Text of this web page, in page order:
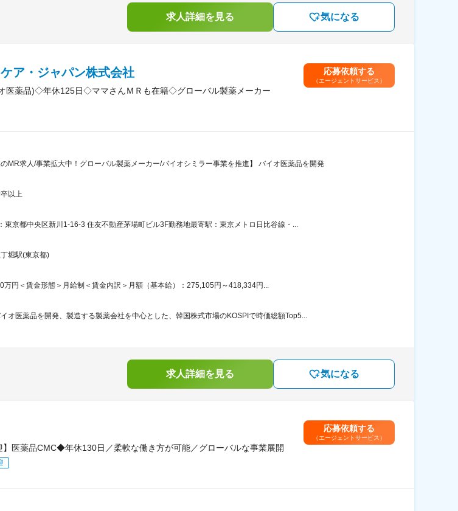
求人詳細を見る 気になる
ア・ジャパン株式会社
医薬品)◇年休125日◇ママさんＭＲも在籍◇グローバル製薬メーカー
応募依頼する
（エージェントサービス）
MR求人/事業拡大中！グローバル製薬メーカー/バイオシミラー事業を推進】 バイオ医薬品を開発
以上
東京都中央区新川1-16-3 住友不動産茅場町ビル3F勤務地最寄駅：東京メトロ日比谷線・...
堀駅(東京都)
万円＜賃金形態＞月給制＜賃金内訳＞月額（基本給）：275,105円～418,334円...
オ医薬品を開発、製造する製薬会社を中心とした、韓国株式市場のKOSPIで時価総額Top5...
求人詳細を見る 気になる
】医薬品CMC◆年休130日／柔軟な働き方が可能／グローバルな事業展開
応募依頼する
（エージェントサービス）